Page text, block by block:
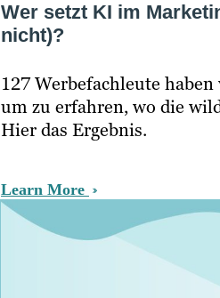
Wer setzt KI im
nicht)?
127 Werbefachleute
um zu erfahren, wo die
Hier das Ergebnis.
Learn More